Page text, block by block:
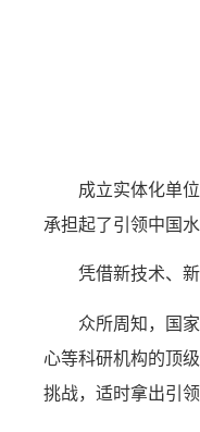
成立实体化单
承担起了引领中国
凭借新技术、
众所周知，国
心等科研机构的顶
挑战，适时拿出引